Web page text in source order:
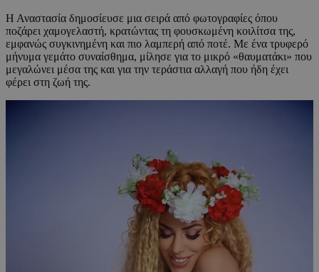
Η Αναστασία δημοσίευσε μια σειρά από φωτογραφίες όπου
ποζάρει χαμογελαστή, κρατώντας τη φουσκωμένη κοιλίτσα της,
εμφανώς συγκινημένη και πιο λαμπερή από ποτέ. Με ένα τρυφερό
μήνυμα γεμάτο συναίσθημα, μίλησε για το μικρό «θαυματάκι» που
μεγαλώνει μέσα της και για την τεράστια αλλαγή που ήδη έχει
φέρει στη ζωή της.